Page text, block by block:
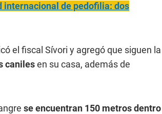
internacional de pedofilia: dos
el fiscal Sívori y agregó que siguen la
canilesen su casa, además de
se encuentran 150 metros dentro